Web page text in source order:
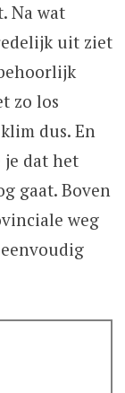
Na wat
uit ziet
zo los
dus. En
dat het
gaat. Boven
weg